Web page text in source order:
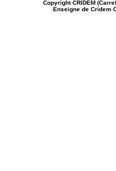
CopyrightCRIDEM
Enseigne de Cridem